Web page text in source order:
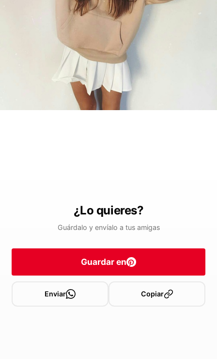
¿Lo quieres?
Guárdalo y envíalo a tus amigas
Guardar en
Enviar Copiar